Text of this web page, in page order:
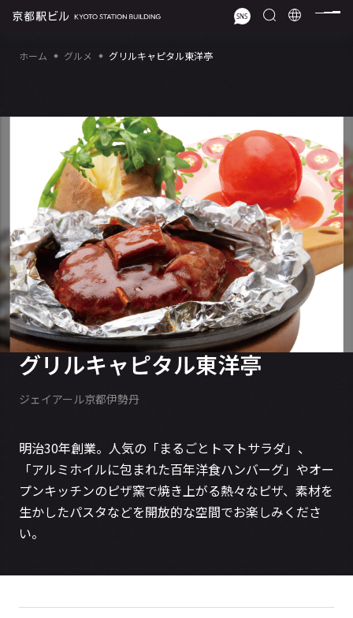
ホーム グルメ グリルキャピタル東洋亭
グリルキャピタル東洋亭
ジェイアール京都伊勢丹
明治30年創業。人気の「まるごとトマトサラダ」、
「アルミホイルに包まれた百年洋食ハンバーグ」やオー
プンキッチンのピザ窯で焼き上がる熱々なピザ、素材を
生かしたパスタなどを開放的な空間でお楽しみくださ
い。